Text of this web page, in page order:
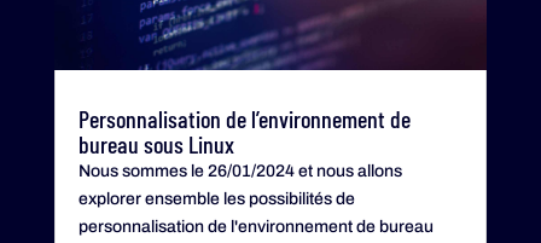
Personnalisation de l’environnement de
bureau sous Linux
Nous sommes le 26/01/2024 et nous allons
explorer ensemble les possibilités de
personnalisation de l'environnement de bureau